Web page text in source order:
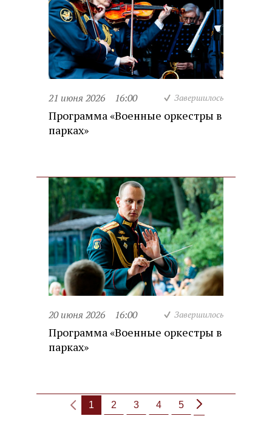
21 июня 2026 16:00 Завершилось
Программа «Военные оркестры в
парках»
20 июня 2026 16:00 Завершилось
Программа «Военные оркестры в
парках»
1 2 3 4 5